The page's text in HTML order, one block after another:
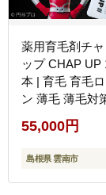
薬用育毛剤チ
ップ CHAP UP
本 | 育毛 育毛
ン 薄毛 薄毛対
防 発毛 発毛促
島根県雲南市/
ソーシャルテッ
55,000円
島根県 雲南市